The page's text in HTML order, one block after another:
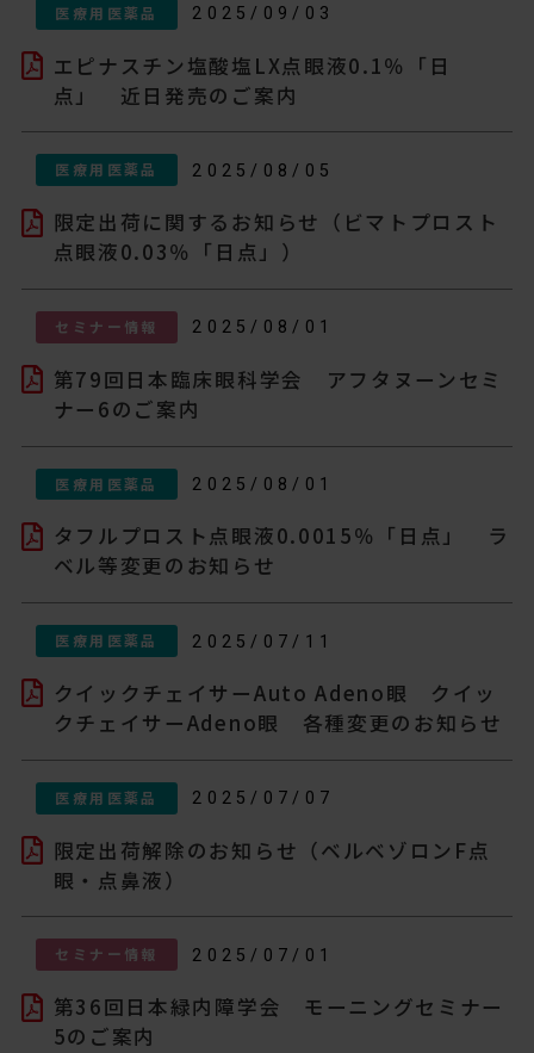
2025/09/03
医療用医薬品
エピナスチン塩酸塩LX点眼液0.1％「日
点」 近日発売のご案内
2025/08/05
医療用医薬品
限定出荷に関するお知らせ（ビマトプロスト
点眼液0.03％「日点」）
2025/08/01
セミナー情報
第79回日本臨床眼科学会 アフタヌーンセミ
ナー6のご案内
2025/08/01
医療用医薬品
タフルプロスト点眼液0.0015％「日点」 ラ
ベル等変更のお知らせ
2025/07/11
医療用医薬品
クイックチェイサーAuto Adeno眼 クイッ
クチェイサーAdeno眼 各種変更のお知らせ
2025/07/07
医療用医薬品
限定出荷解除のお知らせ（ベルベゾロンF点
眼・点鼻液）
2025/07/01
セミナー情報
第36回日本緑内障学会 モーニングセミナー
5のご案内